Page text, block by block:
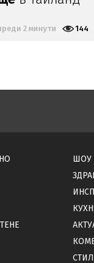
5 минути 266
ШОУ
СТИЛ